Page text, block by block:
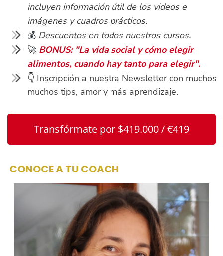
incluyen información útil de los videos e
imágenes y cuadros prácticos.
💰 Descuentos en todos nuestros cursos.
🚀 BONUS: "La vida social y cómo elegir
alimentos, cuando hay tanto para elegir".
👇 Inscripción a nuestra Newsletter con muchos
muchos tips, amor y más aprendizaje.
Transfórmate por $419.000 / €419
CONOCE A TU COACH